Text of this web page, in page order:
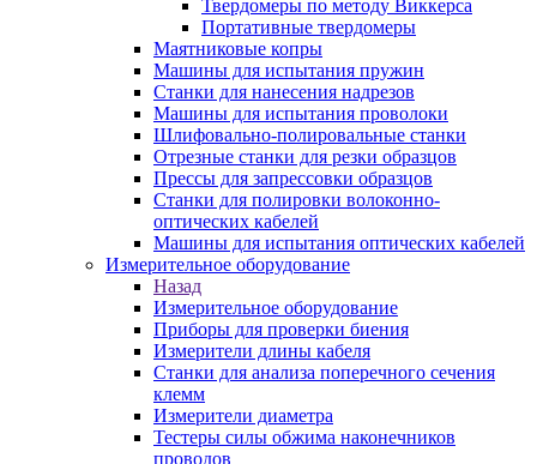
Твердомеры по методу Виккерса
Портативные твердомеры
Маятниковые копры
Машины для испытания пружин
Станки для нанесения надрезов
Машины для испытания проволоки
Шлифовально-полировальные станки
Отрезные станки для резки образцов
Прессы для запрессовки образцов
Станки для полировки волоконно-
оптических кабелей
Машины для испытания оптических кабелей
Измерительное оборудование
Назад
Измерительное оборудование
Приборы для проверки биения
Измерители длины кабеля
Станки для анализа поперечного сечения
клемм
Измерители диаметра
Тестеры силы обжима наконечников
проводов